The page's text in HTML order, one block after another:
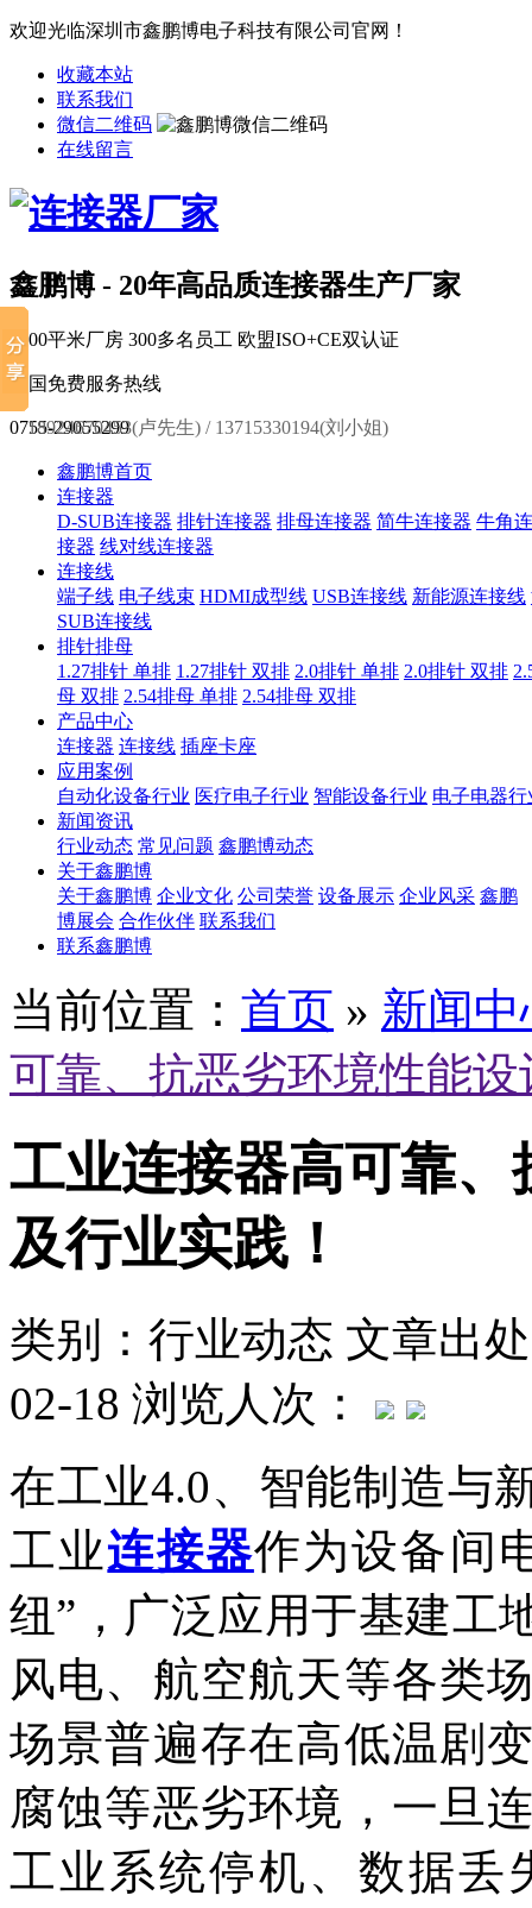
欢迎光临深圳市鑫鹏博电子科技有限公司官网！
收藏本站
联系我们
微信二维码
在线留言
鑫鹏博 - 20年高品质连接器生产厂家
6000平米厂房 300多名员工 欧盟ISO+CE双认证
全国免费服务热线
0755-29055299
18924670453(卢先生) / 13715330194(刘小姐)
鑫鹏博首页
连接器
D-SUB连接器 排针连接器 排母连接器 简牛连接器 牛角
接器 线对线连接器
连接线
端子线 电子线束 HDMI成型线 USB连接线 新能源连接线
SUB连接线
排针排母
1.27排针 单排 1.27排针 双排 2.0排针 单排 2.0排针 双排
母 双排 2.54排母 单排 2.54排母 双排
产品中心
连接器 连接线 插座卡座
应用案例
自动化设备行业 医疗电子行业 智能设备行业 电子电器行
新闻资讯
行业动态 常见问题 鑫鹏博动态
关于鑫鹏博
关于鑫鹏博 企业文化 公司荣誉 设备展示 企业风采 鑫鹏
博展会 合作伙伴 联系我们
联系鑫鹏博
当前位置： 首页 » 新闻中
可靠、抗恶劣环境性能
工业连接器高可靠
及行业实践！
类别：行业动态 文章出
02-18 浏览人次：
在工业4.0、智能制造与
工业连接器作为设备间
纽”，广泛应用于基建工
风电、航空航天等各类
场景普遍存在高低温剧
腐蚀等恶劣环境，一旦
工业系统停机、数据丢